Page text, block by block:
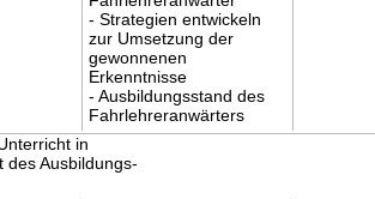
- Strategien entwickeln
zur Umsetzung der
gewonnenen
Erkenntnisse
- Ausbildungsstand des
Fahrlehreranwärters
in
des Ausbildungs-